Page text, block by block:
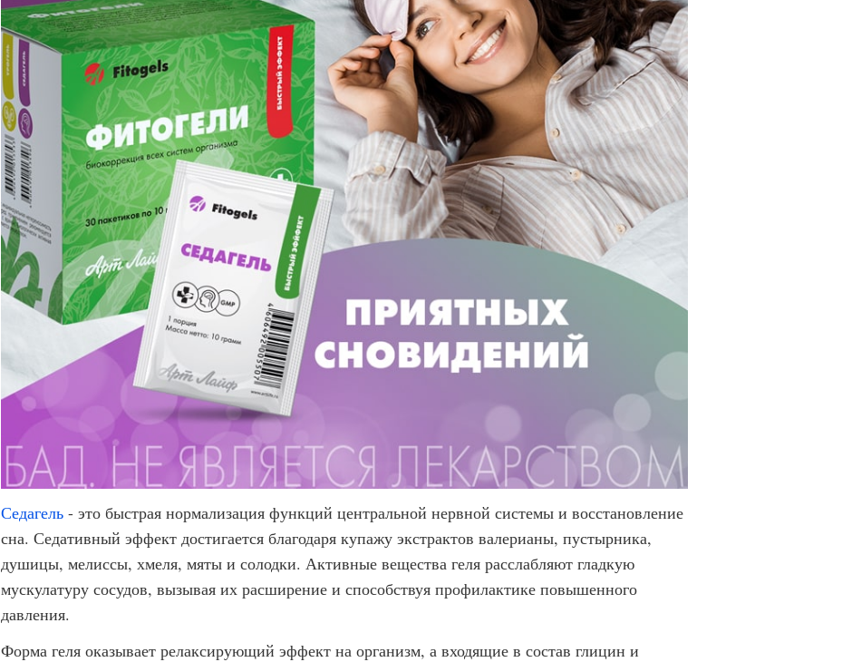
Седагель- это быстрая нормализация функций центральной нервной системы и восстановление
сна. Седативный эффект достигается благодаря купажу экстрактов валерианы, пустырника,
душицы, мелиссы, хмеля, мяты и солодки. Активные вещества геля расслабляют гладкую
мускулатуру сосудов, вызывая их расширение и способствуя профилактике повышенного
давления.
Форма геля оказывает релаксирующий эффект на организм, а входящие в состав глицин и